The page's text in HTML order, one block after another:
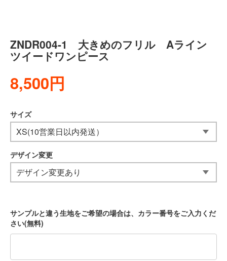
ZNDR004-1 大きめのフリル Aライン
ツイードワンピース
8,500円
サイズ
デザイン変更
サンプルと違う生地をご希望の場合は、カラー番号をご入力くだ
さい(無料)